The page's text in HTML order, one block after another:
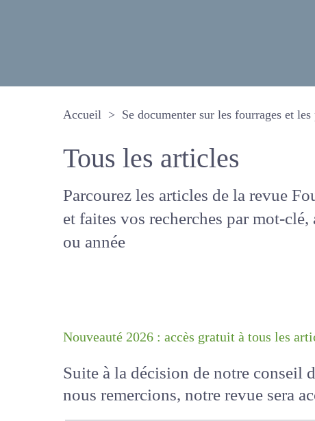
Accueil Se documenter sur les fourrages
Tous les articles
Parcourez les articles de la revue
Fourrages, et faites vos
mot-clé, auteur ou année
Suite à la décision de notre
nous remercions, notre revue sera
!